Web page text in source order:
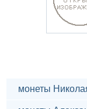
монеты